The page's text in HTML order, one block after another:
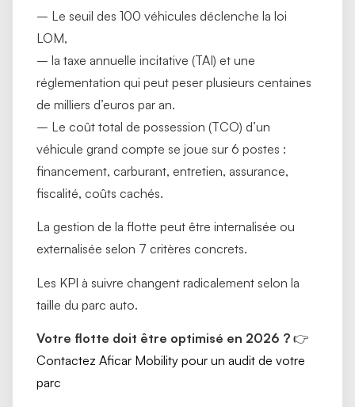
– Le seuil des 100 véhicules déclenche la loi
LOM,
– la taxe annuelle incitative (TAI) et une
réglementation qui peut peser plusieurs centaines
de milliers d’euros par an.
– Le coût total de possession (TCO) d’un
véhicule grand compte se joue sur 6 postes :
financement, carburant, entretien, assurance,
fiscalité, coûts cachés.
La gestion de la flotte peut être internalisée ou
externalisée selon 7 critères concrets.
Les KPI à suivre changent radicalement selon la
taille du parc auto.
Votre flotte doit être optimisé en 2026 ? 👉
Contactez Aficar Mobility pour un audit de votre
parc